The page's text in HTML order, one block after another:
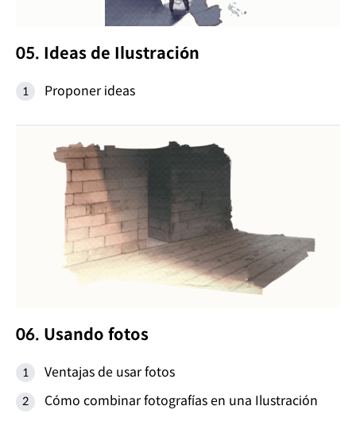
05. Ideas de Ilustración
Proponer ideas
06. Usando fotos
Ventajas de usar fotos
Cómo combinar fotografías en una Ilustración